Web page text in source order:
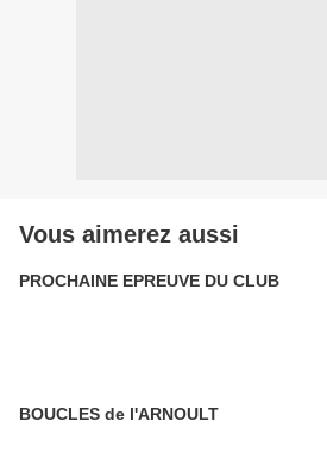
Vous aimerez aussi
PROCHAINE EPREUVE DU CLUB
BOUCLES de l'ARNOULT